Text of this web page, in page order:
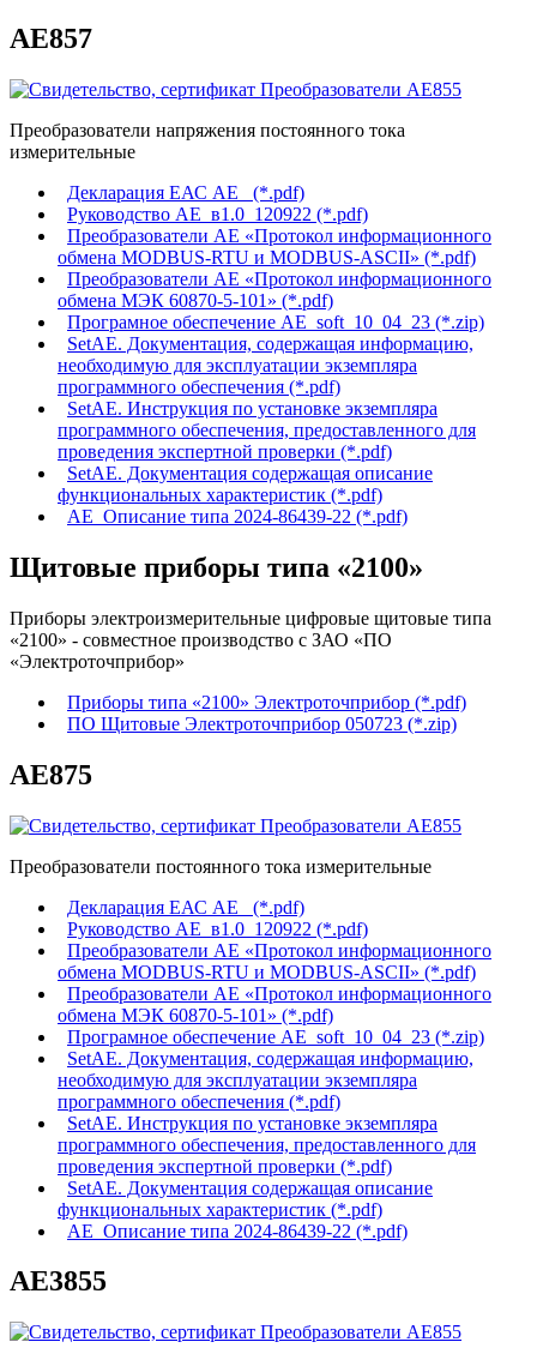
AE857
Преобразователи напряжения постоянного тока
измерительные
Декларация ЕАС АЕ_ (*.pdf)
Руководство АЕ_в1.0_120922 (*.pdf)
Преобразователи АЕ «Протокол информационного
обмена MODBUS-RTU и MODBUS-ASCII» (*.pdf)
Преобразователи АЕ «Протокол информационного
обмена МЭК 60870-5-101» (*.pdf)
Програмное обеспечение AE_soft_10_04_23 (*.zip)
SetAE. Документация, содержащая информацию,
необходимую для эксплуатации экземпляра
программного обеспечения (*.pdf)
SetAE. Инструкция по установке экземпляра
программного обеспечения, предоставленного для
проведения экспертной проверки (*.pdf)
SetAE. Документация содержащая описание
функциональных характеристик (*.pdf)
АЕ_Описание типа 2024-86439-22 (*.pdf)
Щитовые приборы типа «2100»
Приборы электроизмерительные цифровые щитовые типа
«2100» - совместное производство с ЗАО «ПО
«Электроточприбор»
Приборы типа «2100» Электроточприбор (*.pdf)
ПО Щитовые Электроточприбор 050723 (*.zip)
АЕ875
Преобразователи постоянного тока измерительные
Декларация ЕАС АЕ_ (*.pdf)
Руководство АЕ_в1.0_120922 (*.pdf)
Преобразователи АЕ «Протокол информационного
обмена MODBUS-RTU и MODBUS-ASCII» (*.pdf)
Преобразователи АЕ «Протокол информационного
обмена МЭК 60870-5-101» (*.pdf)
Програмное обеспечение AE_soft_10_04_23 (*.zip)
SetAE. Документация, содержащая информацию,
необходимую для эксплуатации экземпляра
программного обеспечения (*.pdf)
SetAE. Инструкция по установке экземпляра
программного обеспечения, предоставленного для
проведения экспертной проверки (*.pdf)
SetAE. Документация содержащая описание
функциональных характеристик (*.pdf)
АЕ_Описание типа 2024-86439-22 (*.pdf)
АЕ3855